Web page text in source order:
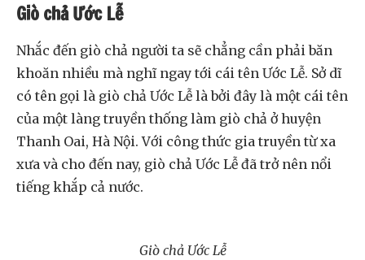
Giò chả Ước Lễ
Nhắc đến giò chả người ta sẽ chẳng cần phải băn
khoăn nhiều mà nghĩ ngay tới cái tên Ước Lễ. Sở dĩ
có tên gọi là giò chả Ước Lễ là bởi đây là một cái tên
của một làng truyền thống làm giò chả ở huyện
Thanh Oai, Hà Nội. Với công thức gia truyền từ xa
xưa và cho đến nay, giò chả Ước Lễ đã trở nên nổi
tiếng khắp cả nước.
Giò chả Ước Lễ